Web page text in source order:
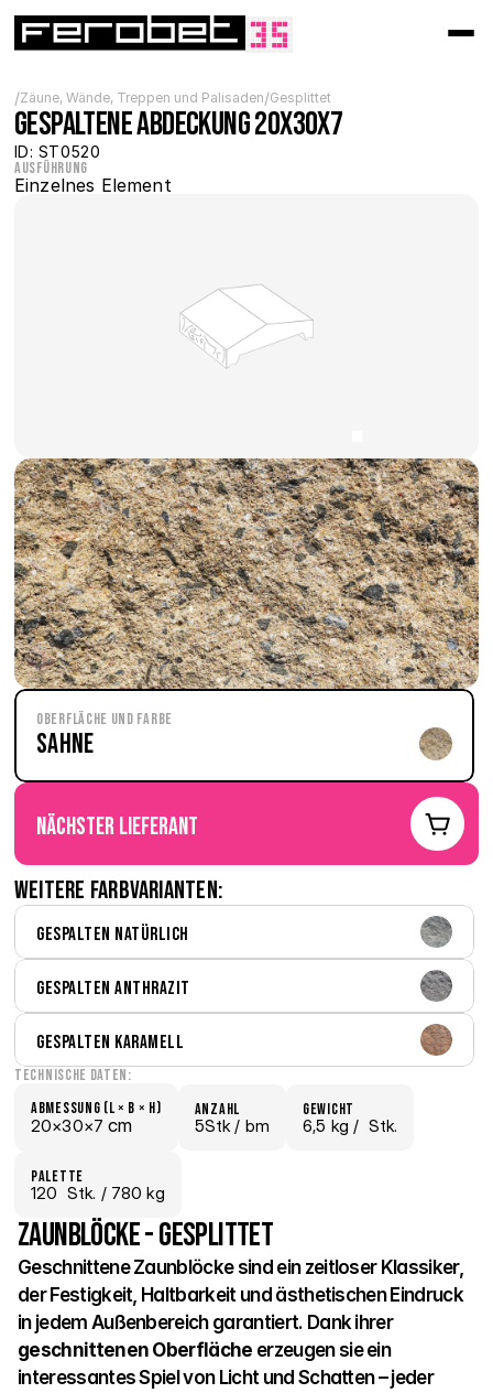
/Zäune, Wände, Treppen und Palisaden/Gesplittet
Gespaltene Abdeckung 20x30x7
ID: ST0520
Ausführung
Einzelnes Element
Oberfläche und Farbe
Sahne
nächster Lieferant
Weitere Farbvarianten:
Gespalten Natürlich
Gespalten Anthrazit
Gespalten Karamell
Technische Daten:
Abmessung (L × B × H)
20×30×7 cm
Anzahl
5Stk / bm
Gewicht
6,5 kg /
  Stk.
Palette
120
  Stk.
/ 780 kg
Zaunblöcke - Gesplittet
Geschnittene Zaunblöcke sind ein zeitloser Klassiker,
der Festigkeit, Haltbarkeit und ästhetischen Eindruck
in jedem Außenbereich garantiert. Dank ihrer
geschnittenen Oberfläche erzeugen sie ein
interessantes Spiel von Licht und Schatten – jeder